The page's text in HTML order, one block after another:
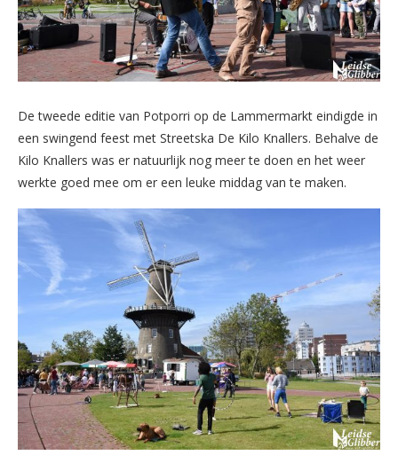
De tweede editie van Potporri op de Lammermarkt eindigde in
een swingend feest met Streetska De Kilo Knallers. Behalve de
Kilo Knallers was er natuurlijk nog meer te doen en het weer
werkte goed mee om er een leuke middag van te maken.